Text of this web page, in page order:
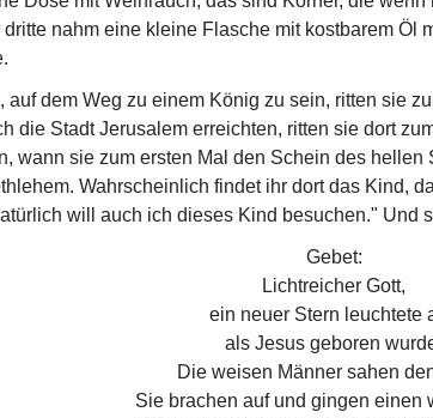
nahm eine kleine Flasche mit kostbarem Öl
dem Weg zu einem König zu sein, ritten sie
die Stadt Jerusalem erreichten, ritten sie dort
wann sie zum ersten Mal den Schein des
Wahrscheinlich findet ihr dort das Kind,
will auch ich dieses Kind besuchen." Und
Gebet:
Lichtreicher Gott,
ein neuer Stern leuchtete
als Jesus geboren
Die weisen Männer sahen
Sie brachen auf und gingen einen